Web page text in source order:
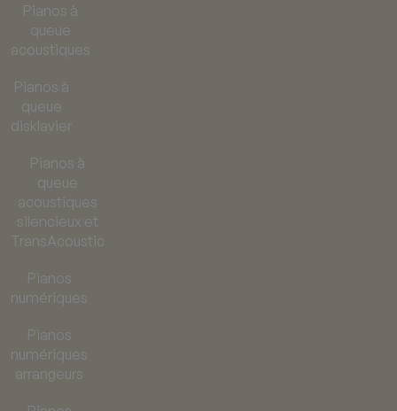
Pianos à
queue
acoustiques
Pianos à
queue
disklavier
Pianos à
queue
acoustiques
silencieux et
TransAcoustic
Pianos
numériques
Pianos
numériques
arrangeurs